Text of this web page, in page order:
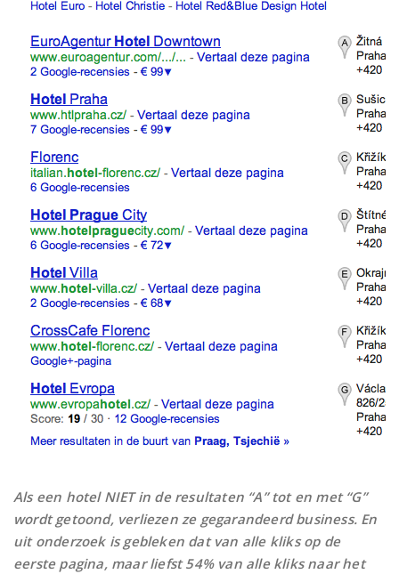
Als een hotel NIET in de resultaten “A” tot en met “G”
wordt getoond, verliezen ze gegarandeerd business. En
uit onderzoek is gebleken dat van alle kliks op de
eerste pagina, maar liefst 54% van alle kliks naar het